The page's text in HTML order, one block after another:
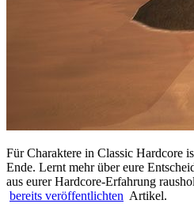
Für Charaktere in Classic Hardcore
Ende. Lernt mehr über eure
aus eurer Hardcore-Erfahrung
bereits veröffentlichten Artikel.